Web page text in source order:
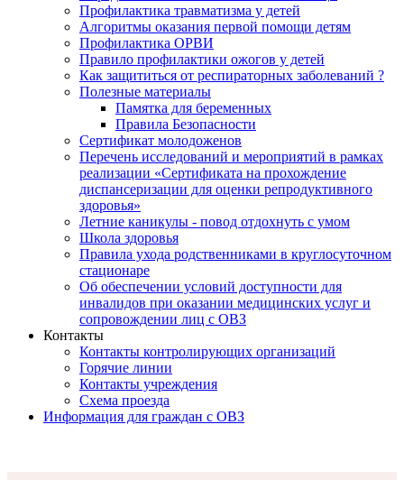
Профилактика травматизма у детей
Алгоритмы оказания первой помощи детям
Профилактика ОРВИ
Правило профилактики ожогов у детей
Как защититься от респираторных заболеваний ?
Полезные материалы
Памятка для беременных
Правила Безопасности
Сертификат молодоженов
Перечень исследований и мероприятий в рамках
реализации «Сертификата на прохождение
диспансеризации для оценки репродуктивного
здоровья»
Летние каникулы - повод отдохнуть с умом
Школа здоровья
Правила ухода родственниками в круглосуточном
стационаре
Об обеспечении условий доступности для
инвалидов при оказании медицинских услуг и
сопровождении лиц с ОВЗ
Контакты
Контакты контролирующих организаций
Горячие линии
Контакты учреждения
Схема проезда
Информация для граждан с ОВЗ